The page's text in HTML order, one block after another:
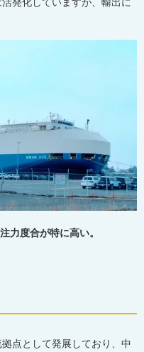
発化していますが、輸出に
力度合が特に高い。
点として発展しており、中